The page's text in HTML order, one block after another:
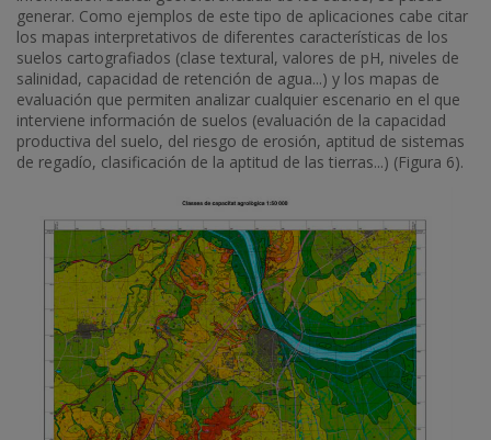
generar. Como ejemplos de este tipo de aplicaciones cabe citar
los mapas interpretativos de diferentes características de los
suelos cartografiados (clase textural, valores de pH, niveles de
salinidad, capacidad de retención de agua...) y los mapas de
evaluación que permiten analizar cualquier escenario en el que
interviene información de suelos (evaluación de la capacidad
productiva del suelo, del riesgo de erosión, aptitud de sistemas
de regadío, clasificación de la aptitud de las tierras...) (Figura 6).